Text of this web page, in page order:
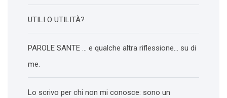
UTILI O UTILITÀ?
PAROLE SANTE … e qualche altra riflessione… su di
me.
Lo scrivo per chi non mi conosce: sono un